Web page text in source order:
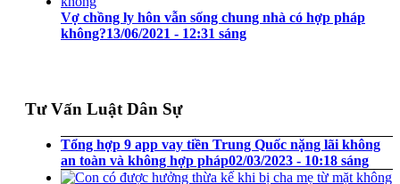
Vợ chồng ly hôn vẫn sống chung nhà có hợp pháp
không?13/06/2021 - 12:31 sáng
Tư Vấn Luật Dân Sự
Tổng hợp 9 app vay tiền Trung Quốc nặng lãi không
an toàn và không hợp pháp02/03/2023 - 10:18 sáng